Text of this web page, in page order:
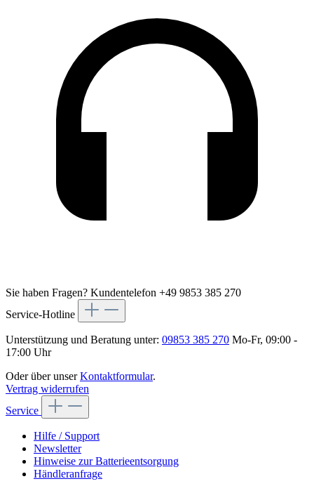
Sie haben Fragen? Kundentelefon +49 9853 385 270
Service-Hotline
Unterstützung und Beratung unter: 09853 385 270 Mo-Fr, 09:00 -
17:00 Uhr
Oder über unserKontaktformular.
Vertrag widerrufen
Service
Hilfe / Support
Newsletter
Hinweise zur Batterieentsorgung
Händleranfrage